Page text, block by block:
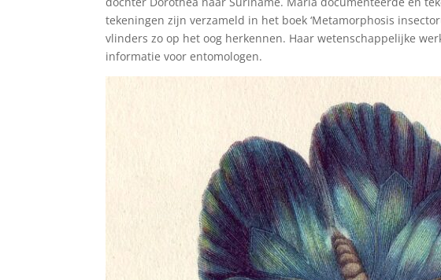
tekeningen zijn verzameld in het boek ‘Metamorphosis
vlinders zo op het oog herkennen. Haar wetenschappelijke
informatie voor entomologen.